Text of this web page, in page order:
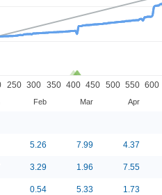
250 300 350 400 450 500 550 600
Feb Mar Apr
5.26 7.99 4.37
3.29 1.96 7.55
0.54 5.33 1.73